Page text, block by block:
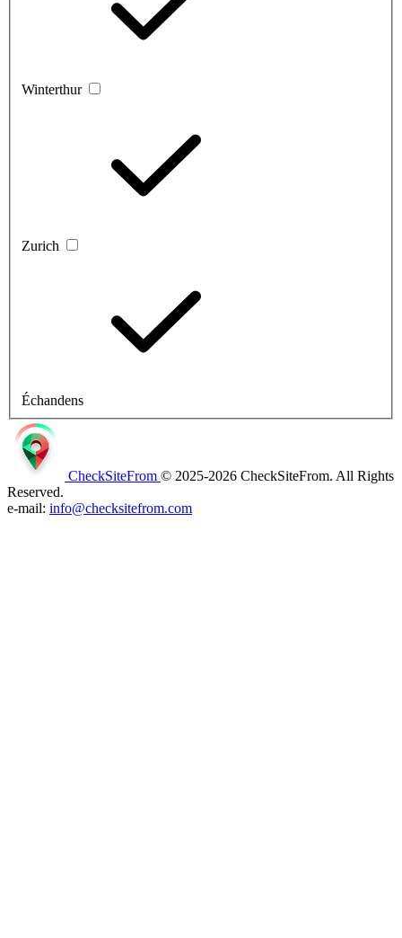
Winterthur
Zurich
Échandens
CheckSiteFrom © 2025-2026 CheckSiteFrom. All Rights
Reserved.
e-mail: info@checksitefrom.com